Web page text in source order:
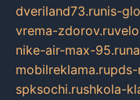
dveriland73.runis-
vrema-zdorov.ru
nike-air-max-95.ru
mobilreklama.rupds-
spksochi.rushkola-